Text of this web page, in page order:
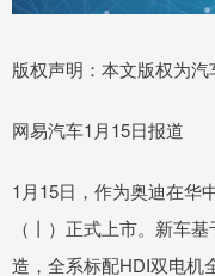
版权声明：本文版权为汽
网易汽车1月15日报道
1月15日，作为奥迪在华
（丨）正式上市。新车
造，全系标配HDI双电机